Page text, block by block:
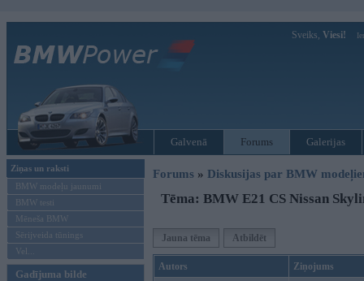
Sveiks, Viesi!
Galvenā Forums Galerijas
Ziņas un raksti
BMW modeļu jaunumi
BMW testi
Mēneša BMW
Sērijveida tūnings
Vel...
Gadījuma bilde
Forums » Diskusijas par BMW
Tēma: BMW E21 CS Nissan
Jauna tēma Atbildēt
Autors Ziņojums